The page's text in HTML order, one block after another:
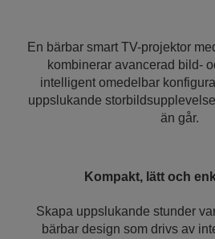
En bärbar smart TV-projektor
kombinerar avancerad bild-
intelligent omedelbar
uppslukande
än går.
Kompakt, lätt och
Skapa uppslukande stunder
bärbar design som drivs av